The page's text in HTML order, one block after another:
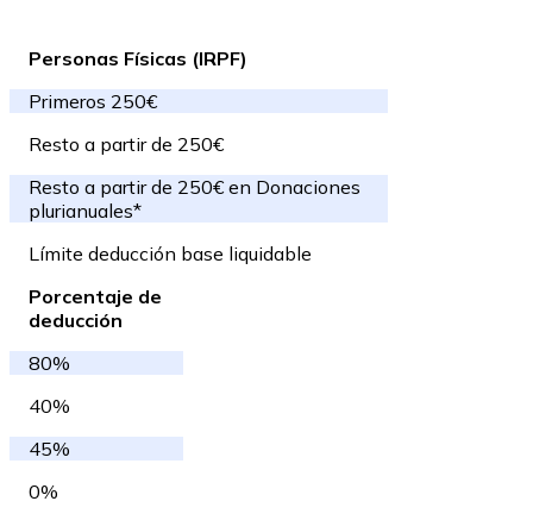
Personas Físicas (IRPF)
Primeros 250€
Resto a partir de 250€
Resto a partir de 250€ en Donaciones
plurianuales*
Límite deducción base liquidable
Porcentaje de
deducción
80%
40%
45%
0%